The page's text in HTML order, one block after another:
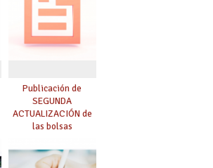
Publicación de
SEGUNDA
ACTUALIZACIÓN de
las bolsas
Cuerpo de Maestros
de especialidades